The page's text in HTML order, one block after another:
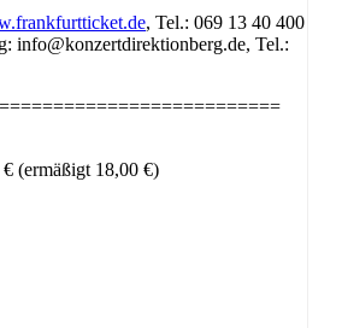
, Tel.: 069 13 40 400
info@konzertdirektionberg.de, Tel.:
(ermäßigt 18,00 €)